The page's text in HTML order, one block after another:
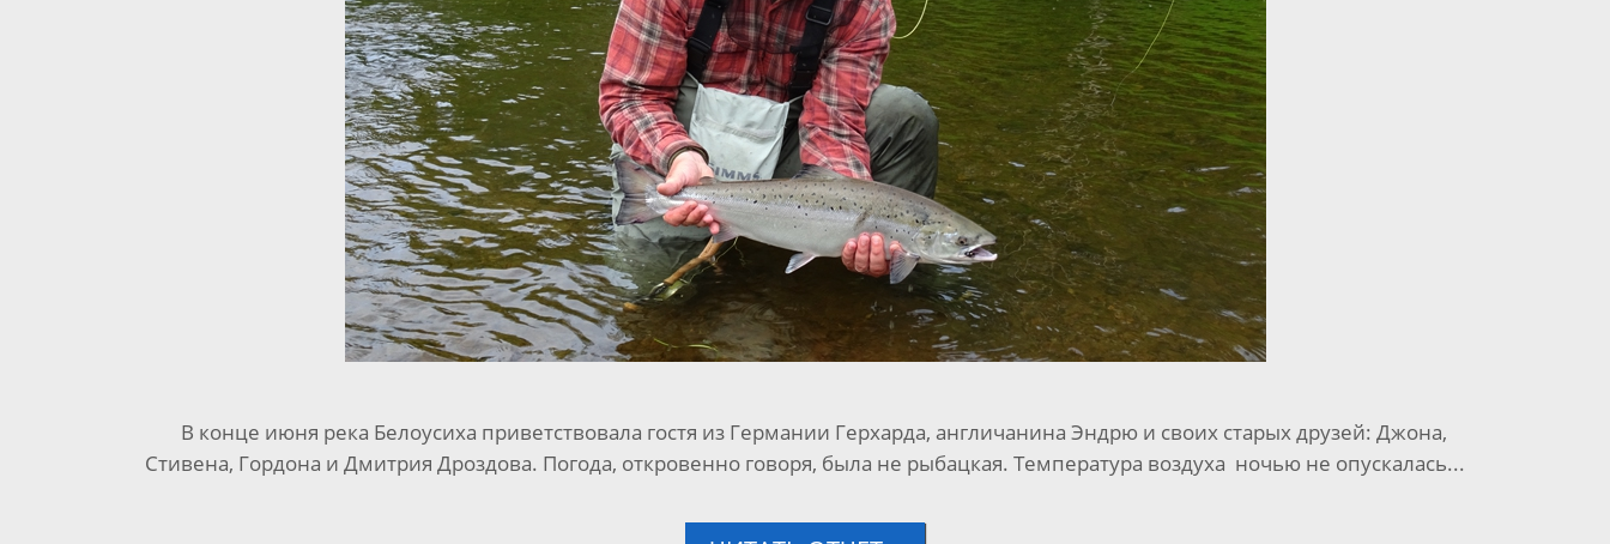
В конце июня река Белоусиха приветствовала гостя из Германии Герхарда, англичанина Эндрю и своих старых друзей: Джона,
Стивена, Гордона и Дмитрия Дроздова. Погода, откровенно говоря, была не рыбацкая. Температура воздуха ночью не опускалась...